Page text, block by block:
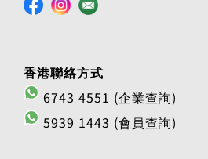
香港聯絡方式
6743 4551 (企業查詢)
5939 1443 (會員查詢)